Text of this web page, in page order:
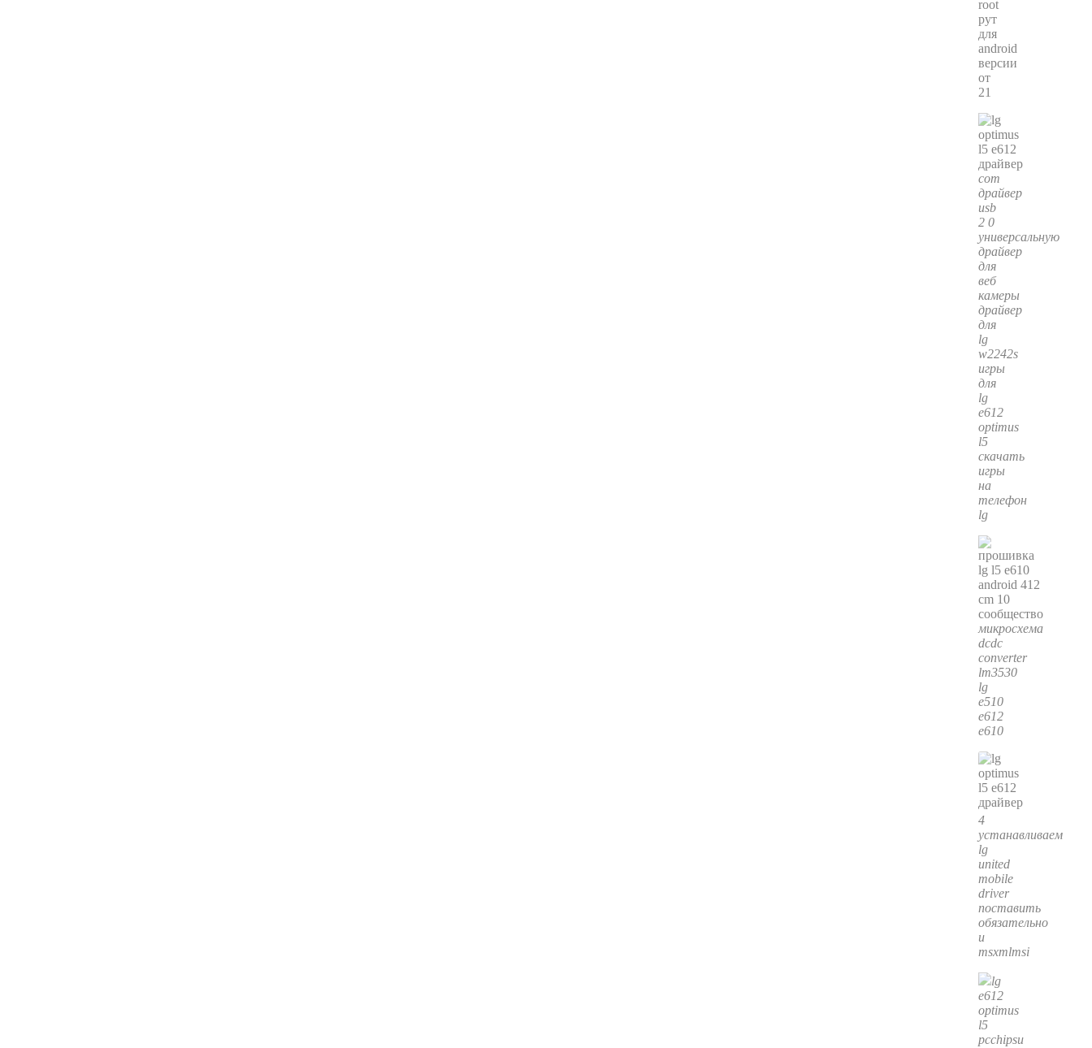
root
рут
для
android
версии
от
21
com
драйвер
usb
2 0
универсальную
драйвер
для
веб
камеры
драйвер
для
lg
w2242s
игры
для
lg
e612
optimus
l5
скачать
игры
на
телефон
lg
микросхема
dcdc
converter
lm3530
lg
e510
e612
e610
4
устанавливаем
lg
united
mobile
driver
поставить
обязательно
и
msxmlmsi
lg
e612
optimus
l5
pcchipsu